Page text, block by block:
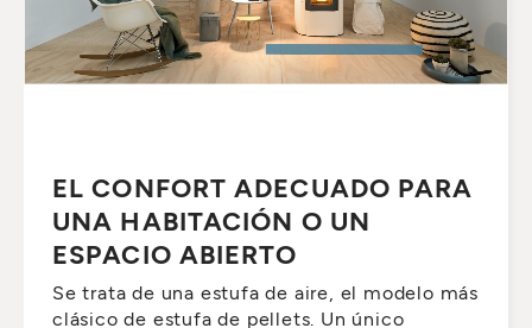
EL CONFORT ADECUADO PARA
UNA HABITACIÓN O UN
ESPACIO ABIERTO
Se trata de una estufa de aire, el modelo más
clásico de estufa de pellets. Un único